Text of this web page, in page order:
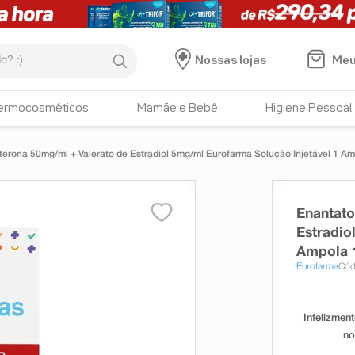
Nossas lojas
Mamãe e Bebê Higiene Pessoal
50mg/ml + Valerato de Estradiol 5mg/ml Eurofarma Solução Injetável 1
Ampola
Eurofarma